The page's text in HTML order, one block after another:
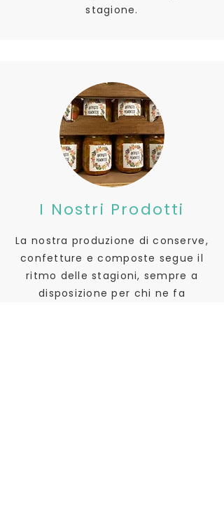
stagione.
I Nostri Prodotti
La nostra produzione di conserve,
confetture e composte segue il
ritmo delle stagioni, sempre a
disposizione per chi ne fa